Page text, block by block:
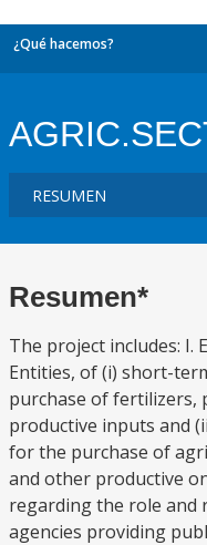
¿Qué hacemos?
Resumen*
The project includes:
Entities, of (i) short-
purchase of fertilizers,
productive inputs and
for the purchase of
and other productive
regarding the role
agencies providing